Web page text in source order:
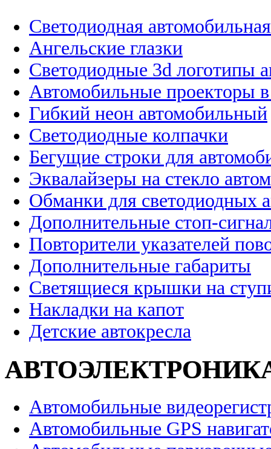
Светодиодная
Ангельские глазки
Светодиодные 3d логотипы
Автомобильные проекторы
Гибкий неон автомобильный
Светодиодные колпачки
Бегущие строки для
Эквалайзеры на стекло
Обманки для светодиодных
Дополнительные стоп-
Повторители указателей
Дополнительные габариты
Светящиеся крышки на
Накладки на капот
Детские автокресла
Автомобильные
Автомобильные GPS